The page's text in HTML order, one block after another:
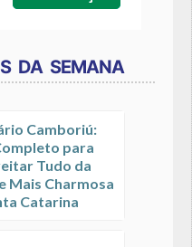
DA SEMANA
Camboriú:
para
Tudo da
Mais Charmosa
Catarina